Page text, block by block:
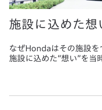
施設に込めた想
なぜHondaはその施設を
施設に込めた“想い”を当